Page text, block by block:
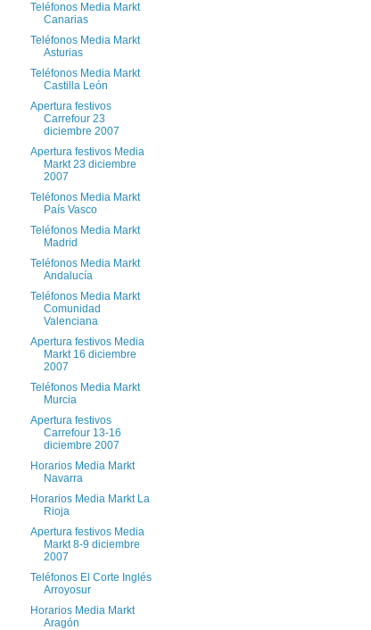
Teléfonos Media Markt
Canarias
Teléfonos Media Markt
Asturias
Teléfonos Media Markt
Castilla León
Apertura festivos
Carrefour 23
diciembre 2007
Apertura festivos Media
Markt 23 diciembre
2007
Teléfonos Media Markt
País Vasco
Teléfonos Media Markt
Madrid
Teléfonos Media Markt
Andalucía
Teléfonos Media Markt
Comunidad
Valenciana
Apertura festivos Media
Markt 16 diciembre
2007
Teléfonos Media Markt
Murcia
Apertura festivos
Carrefour 13-16
diciembre 2007
Horarios Media Markt
Navarra
Horarios Media Markt La
Rioja
Apertura festivos Media
Markt 8-9 diciembre
2007
Teléfonos El Corte Inglés
Arroyosur
Horarios Media Markt
Aragón